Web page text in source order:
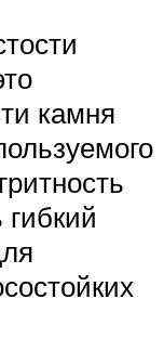
камня
гибкий